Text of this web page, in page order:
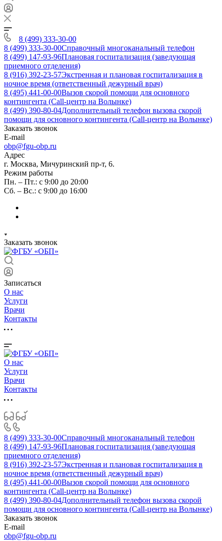
8 (499) 333-30-00
8 (499) 333-30-00Справочный многоканальный телефон
8 (499) 147-93-96Плановая госпитализация (заведующая
приемного отделения)
8 (916) 392-23-57Экстренная и плановая госпитализация в
ночное время (ответственный дежурный врач)
8 (495) 441-00-00Вызов скорой помощи для основного
контингента (Call-центр на Волынке)
8 (499) 390-80-04Дополнительный телефон вызова скорой
помощи для основного контингента (Call-центр на Волынке)
Заказать звонок
E-mail
obp@fgu-obp.ru
Адрес
г. Москва, Мичуринский пр-т, 6.
Режим работы
Пн. – Пт.: с 9:00 до 20:00
Сб. – Вс.: с 9:00 до 16:00
Заказать звонок
Записаться
О нас
Услуги
Врачи
Контакты
О нас
Услуги
Врачи
Контакты
8 (499) 333-30-00Справочный многоканальный телефон
8 (499) 147-93-96Плановая госпитализация (заведующая
приемного отделения)
8 (916) 392-23-57Экстренная и плановая госпитализация в
ночное время (ответственный дежурный врач)
8 (495) 441-00-00Вызов скорой помощи для основного
контингента (Call-центр на Волынке)
8 (499) 390-80-04Дополнительный телефон вызова скорой
помощи для основного контингента (Call-центр на Волынке)
Заказать звонок
E-mail
obp@fgu-obp.ru